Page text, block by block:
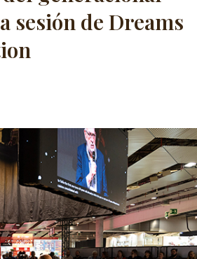
sesión de Dreams